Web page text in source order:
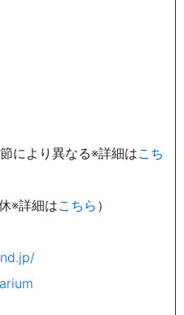
により異なる※詳細はこち
※詳細はこちら ）